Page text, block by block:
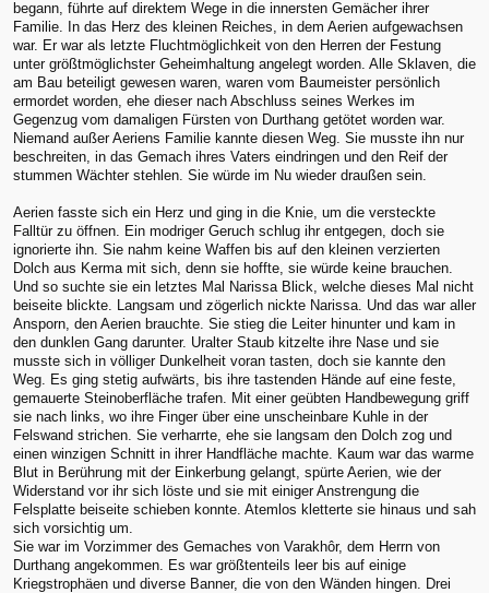
begann, führte auf direktem Wege in die innersten Gemächer ihrer
Familie. In das Herz des kleinen Reiches, in dem Aerien aufgewachsen
war. Er war als letzte Fluchtmöglichkeit von den Herren der Festung
unter größtmöglichster Geheimhaltung angelegt worden. Alle Sklaven, die
am Bau beteiligt gewesen waren, waren vom Baumeister persönlich
ermordet worden, ehe dieser nach Abschluss seines Werkes im
Gegenzug vom damaligen Fürsten von Durthang getötet worden war.
Niemand außer Aeriens Familie kannte diesen Weg. Sie musste ihn nur
beschreiten, in das Gemach ihres Vaters eindringen und den Reif der
stummen Wächter stehlen. Sie würde im Nu wieder draußen sein.
Aerien fasste sich ein Herz und ging in die Knie, um die versteckte
Falltür zu öffnen. Ein modriger Geruch schlug ihr entgegen, doch sie
ignorierte ihn. Sie nahm keine Waffen bis auf den kleinen verzierten
Dolch aus Kerma mit sich, denn sie hoffte, sie würde keine brauchen.
Und so suchte sie ein letztes Mal Narissa Blick, welche dieses Mal nicht
beiseite blickte. Langsam und zögerlich nickte Narissa. Und das war aller
Ansporn, den Aerien brauchte. Sie stieg die Leiter hinunter und kam in
den dunklen Gang darunter. Uralter Staub kitzelte ihre Nase und sie
musste sich in völliger Dunkelheit voran tasten, doch sie kannte den
Weg. Es ging stetig aufwärts, bis ihre tastenden Hände auf eine feste,
gemauerte Steinoberfläche trafen. Mit einer geübten Handbewegung griff
sie nach links, wo ihre Finger über eine unscheinbare Kuhle in der
Felswand strichen. Sie verharrte, ehe sie langsam den Dolch zog und
einen winzigen Schnitt in ihrer Handfläche machte. Kaum war das warme
Blut in Berührung mit der Einkerbung gelangt, spürte Aerien, wie der
Widerstand vor ihr sich löste und sie mit einiger Anstrengung die
Felsplatte beiseite schieben konnte. Atemlos kletterte sie hinaus und sah
sich vorsichtig um.
Sie war im Vorzimmer des Gemaches von Varakhôr, dem Herrn von
Durthang angekommen. Es war größtenteils leer bis auf einige
Kriegstrophäen und diverse Banner, die von den Wänden hingen. Drei